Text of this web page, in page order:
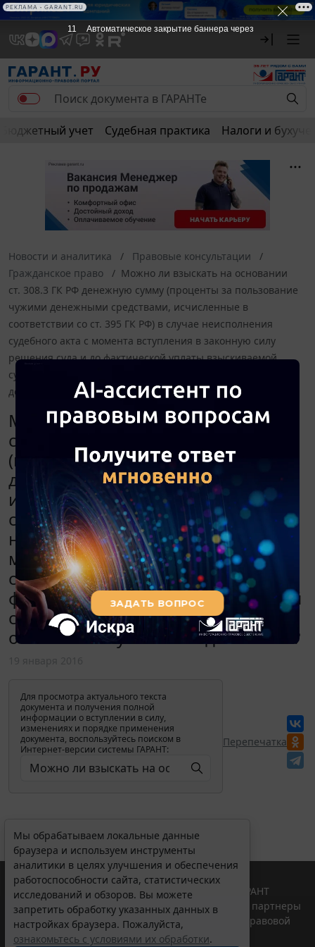
Бюджетный учет Судебная практика Налоги и
Новости и аналитика
Правовые консультации
Гражданское право
Можно ли взыскать на основании
ст. 308.3 ГК РФ денежную сумму (проценты за пользование
чужими денежными средствами, исчисленные в
соответствии со ст. 395 ГК РФ) в случае неисполнения
судебного акта с момента вступления в законную силу
решения суда и до фактической уплаты взыскиваемой
суммы, если требование по обязательству является
денежным?
Можно ли взыскать на основании
ст. 308.3 ГК РФ денежную сумму
(проценты за пользование чужими
денежными средствами,
исчисленные в соответствии со
ст. 395 ГК РФ) в случае
неисполнения судебного акта с
момента вступления в законную
силу решения суда и до
фактической уплаты взыскиваемой
суммы, если требование по
обязательству является денежным?
Для просмотра актуального текста
документа и получения полной
информации о вступлении в силу,
изменениях и порядке применения
документа, воспользуйтесь поиском в
Интернет-версии системы ГАРАНТ:
Перепечатка
Мы обрабатываем локальные данные
браузера и используем инструменты
аналитики в целях улучшения и обеспечения
работоспособности сайта, статистических
исследований и обзоров. Вы можете
запретить обработку указанных данных в
настройках браузера. Пожалуйста,
ознакомьтесь с условиями их обработки.
© ООО "НПП "ГАРАНТ-СЕРВИС", 2026. Система ГАРАНТ
выпускается с 1990 года. Компания "Гарант" и ее партнеры
являются участниками Российской ассоциации правовой
информации ГАРАНТ.
10 Автоматическое закрытие баннера через
РЕКЛАМА • GARANT.RU